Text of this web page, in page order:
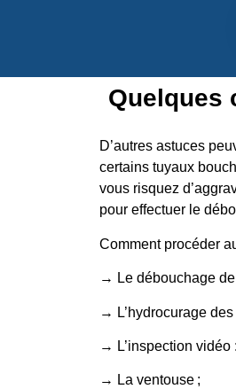
Quelques
D’autres astuces
certains tuyaux
vous risquez
pour effectuer le
Comment procéder
→ Le débouchage
→ L’hydrocurage
→ L’inspection vidéo
→ La ventouse ;